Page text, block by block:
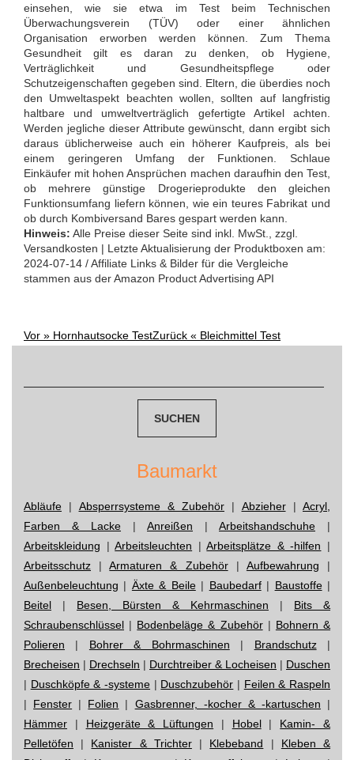
einsehen, wie sie etwa im Test beim Technischen
Überwachungsverein (TÜV) oder einer ähnlichen
Organisation erworben werden können. Zum Thema
Gesundheit gilt es daran zu denken, ob Hygiene,
Verträglichkeit und Gesundheitspflege oder
Schutzeigenschaften gegeben sind. Eltern, die überdies noch
den Umweltaspekt beachten wollen, sollten auf langfristig
haltbare und umweltverträglich gefertigte Artikel achten.
Werden jegliche dieser Attribute gewünscht, dann ergibt sich
daraus üblicherweise auch ein höherer Kaufpreis, als bei
einem geringeren Umfang der Funktionen. Schlaue
Einkäufer mit hohen Ansprüchen machen daraufhin den Test,
ob mehrere günstige Drogerieprodukte den gleichen
Funktionsumfang liefern können, wie ein teures Fabrikat und
ob durch Kombiversand Bares gespart werden kann.
Hinweis: Alle Preise dieser Seite sind inkl. MwSt., zzgl.
Versandkosten | Letzte Aktualisierung der Produktboxen am:
2024-07-14 / Affiliate Links & Bilder für die Vergleiche
stammen aus der Amazon Product Advertising API
navigation
Vor » Hornhautsocke TestZurück « Bleichmittel Test
Baumarkt
Abläufe | Absperrsysteme & Zubehör | Abzieher| Acryl,
Farben & Lacke | Anreißen | Arbeitshandschuhe |
Arbeitskleidung |Arbeitsleuchten |Arbeitsplätze & -hilfen |
Arbeitsschutz |Armaturen & Zubehör| Aufbewahrung |
Außenbeleuchtung | Äxte & Beile| Baubedarf| Baustoffe|
Beitel | Besen, Bürsten & Kehrmaschinen | Bits &
Schraubenschlüssel | Bodenbeläge & Zubehör| Bohnern &
Polieren | Bohrer & Bohrmaschinen | Brandschutz|
Brecheisen | Drechseln | Durchtreiber & Locheisen | Duschen
| Duschköpfe & -systeme | Duschzubehör | Feilen & Raspeln
| Fenster | Folien | Gasbrenner, -kocher & -kartuschen |
Hämmer | Heizgeräte & Lüftungen | Hobel| Kamin- &
Pelletöfen | Kanister & Trichter| Klebeband | Kleben &